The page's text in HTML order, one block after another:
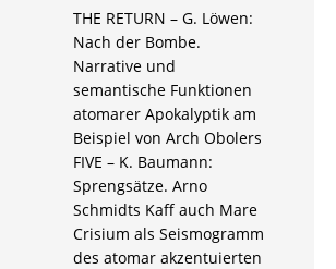
THE RETURN – G. Löwen:
Nach der Bombe.
Narrative und
semantische Funktionen
atomarer Apokalyptik am
Beispiel von Arch Obolers
FIVE – K. Baumann:
Sprengsätze. Arno
Schmidts Kaff auch Mare
Crisium als Seismogramm
des atomar akzentuierten